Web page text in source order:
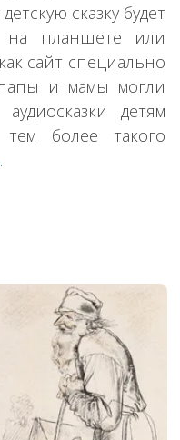
сказку будет
на планшете или
сайт специально
и мамы могли
детям
более такого
.